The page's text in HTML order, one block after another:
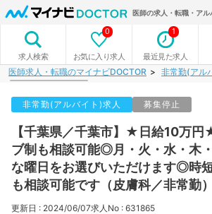
医師の求人・転職・ア
求人検索 お気に入り求人
0
最近見た求人
1
医師求人・転職のマイナビDOCTOR 非常勤(アル
非常勤(アルバイト)求人 募集停止
【千葉県／千葉市】★日給10万
ブ制も相談可能◎月・火・水・木
な曜日をお選びいただけます◎時
も相談可能です（皮膚科／非常勤）
更新日 : 2024/06/07求人No : 631865